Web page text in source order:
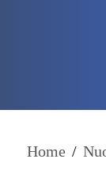
Home /